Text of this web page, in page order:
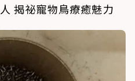
揭祕寵物鳥療癒魅力